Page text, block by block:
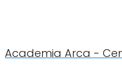
Academia Arca -